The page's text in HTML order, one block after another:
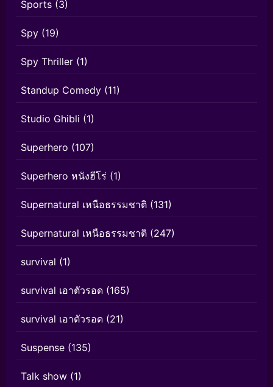
Sports (3)
Spy (19)
Spy Thriller (1)
Standup Comedy (11)
Studio Ghibli (1)
Superhero (107)
Superhero หนังฮีโร่ (1)
Supernatural เหนือธรรมชาติ (131)
Supernatural เหนือธรรมชาติ (247)
survival (1)
survival เอาตัวรอด (165)
survival เอาตัวรอด (21)
Suspense (135)
Talk show (1)